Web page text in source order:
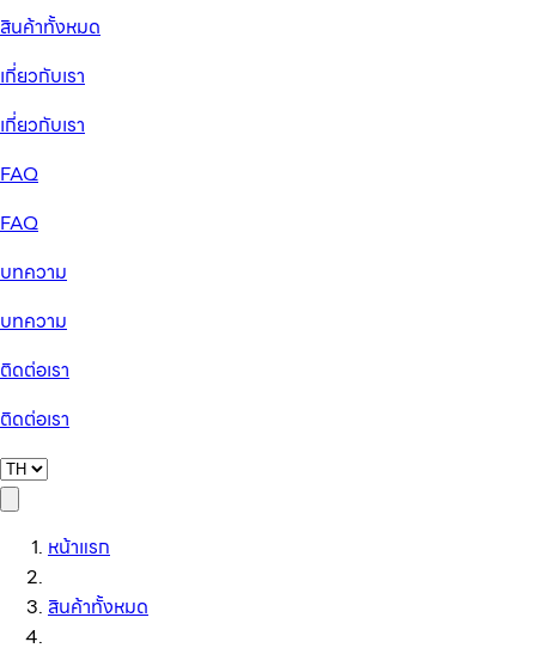
สินค้าทั้งหมด
เกี่ยวกับเรา
เกี่ยวกับเรา
FAQ
FAQ
บทความ
บทความ
ติดต่อเรา
ติดต่อเรา
หน้าแรก
สินค้าทั้งหมด